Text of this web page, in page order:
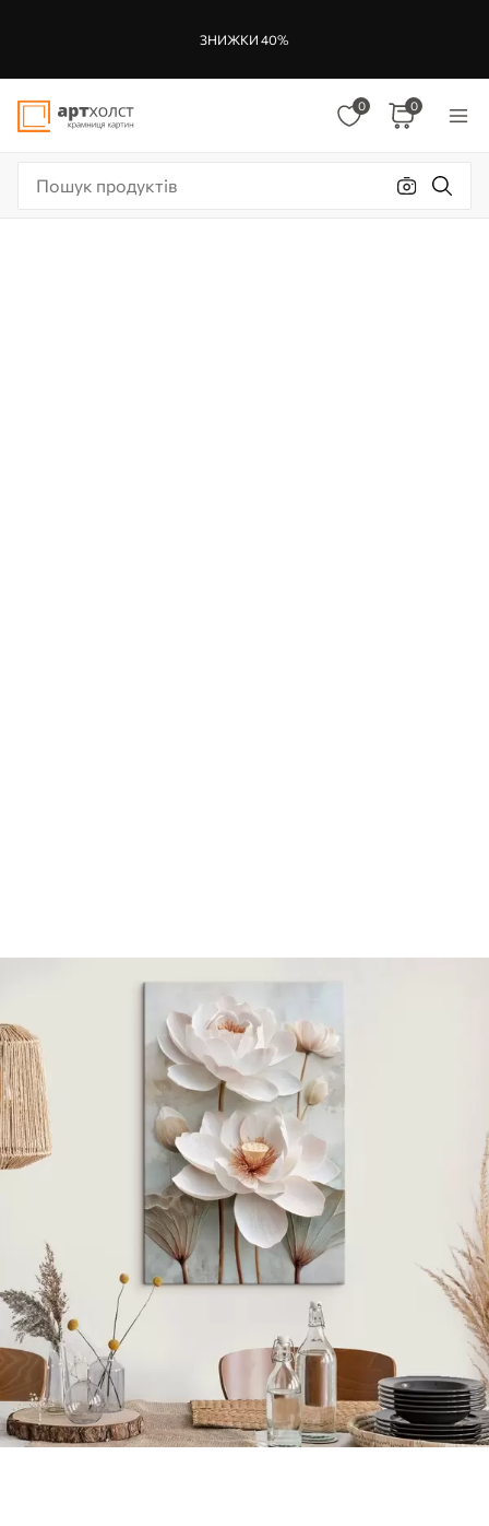
ЗНИЖКИ 40%
0 0